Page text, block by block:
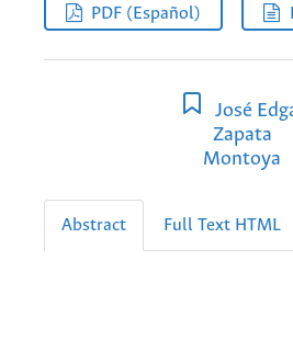
PDF (Español)
José
Zapata
Montoya
Abstract Full Text HTML